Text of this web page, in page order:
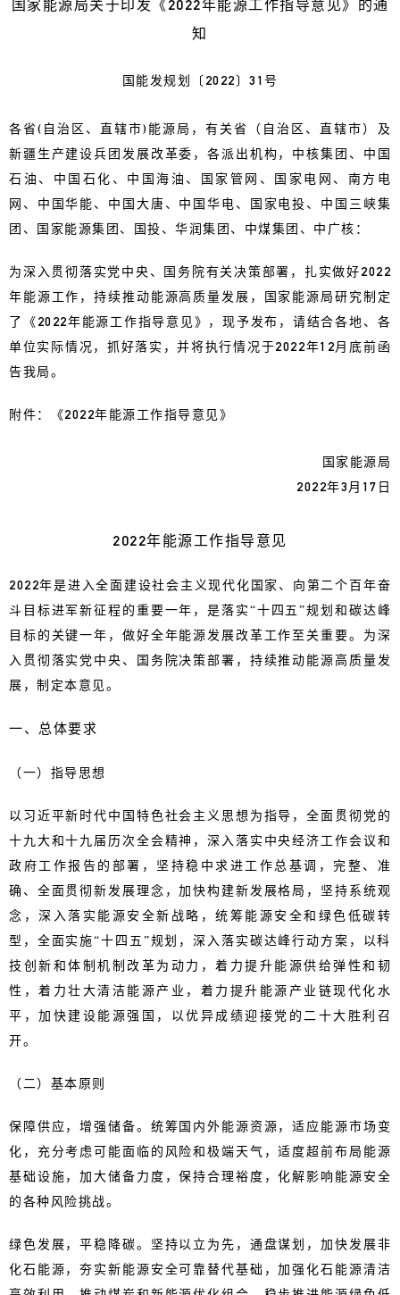
国家能源局关于印发《2022年能源工作指导意见》的通
知
国能发规划〔2022〕31号
各省(自治区、直辖市)能源局，有关省（自治区、直辖市）及
新疆生产建设兵团发展改革委，各派出机构，中核集团、中国
石油、中国石化、中国海油、国家管网、国家电网、南方电
网、中国华能、中国大唐、中国华电、国家电投、中国三峡集
团、国家能源集团、国投、华润集团、中煤集团、中广核：
为深入贯彻落实党中央、国务院有关决策部署，扎实做好2022
年能源工作，持续推动能源高质量发展，国家能源局研究制定
了《2022年能源工作指导意见》，现予发布，请结合各地、各
单位实际情况，抓好落实，并将执行情况于2022年12月底前函
告我局。
附件：《2022年能源工作指导意见》
国家能源局
2022年3月17日
2022年能源工作指导意见
2022年是进入全面建设社会主义现代化国家、向第二个百年奋
斗目标进军新征程的重要一年，是落实“十四五”规划和碳达峰
目标的关键一年，做好全年能源发展改革工作至关重要。为深
入贯彻落实党中央、国务院决策部署，持续推动能源高质量发
展，制定本意见。
一、总体要求
（一）指导思想
以习近平新时代中国特色社会主义思想为指导，全面贯彻党的
十九大和十九届历次全会精神，深入落实中央经济工作会议和
政府工作报告的部署，坚持稳中求进工作总基调，完整、准
确、全面贯彻新发展理念，加快构建新发展格局，坚持系统观
念，深入落实能源安全新战略，统筹能源安全和绿色低碳转
型，全面实施“十四五”规划，深入落实碳达峰行动方案，以科
技创新和体制机制改革为动力，着力提升能源供给弹性和韧
性，着力壮大清洁能源产业，着力提升能源产业链现代化水
平，加快建设能源强国，以优异成绩迎接党的二十大胜利召
开。
（二）基本原则
保障供应，增强储备。统筹国内外能源资源，适应能源市场变
化，充分考虑可能面临的风险和极端天气，适度超前布局能源
基础设施，加大储备力度，保持合理裕度，化解影响能源安全
的各种风险挑战。
绿色发展，平稳降碳。坚持以立为先，通盘谋划，加快发展非
化石能源，夯实新能源安全可靠替代基础，加强化石能源清洁